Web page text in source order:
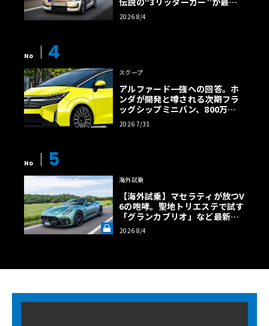
効率エントリーBEVとして復活
【画像38枚】
2026 8/4
No 4
スクープ
アルファード一強への回答。ホ
ンダが開発と噂される次期フラ
ッグシップミニバン、800万円
超の勝算【予想CG】
2026 7/31
No 5
海外試乗
【海外試乗】マセラティが放つV
6の咆哮。聖地トリエステで試す
「グランカブリオ」など最新ト
ロフェオ3台の官能評価《LE VO
LANT LAB》
2026 8/4